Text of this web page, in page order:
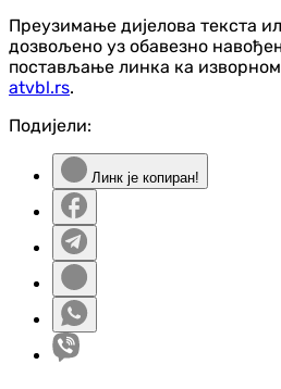
Преузимање дијелова текста
дозвољено уз обавезно
постављање линка ка
atvbl.rs.
Подијели:
Линк је копиран!